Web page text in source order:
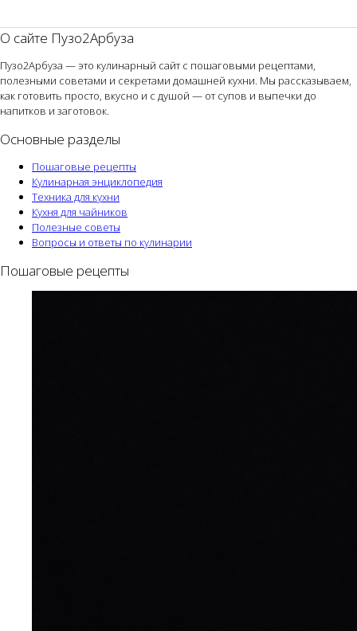
О сайте Пузо2Арбуза
Пузо2Арбуза — это кулинарный сайт с пошаговыми рецептами,
полезными советами и секретами домашней кухни. Мы рассказываем,
как готовить просто, вкусно и с душой — от супов и выпечки до
напитков и заготовок.
Основные разделы
Пошаговые рецепты
Кулинарная энциклопедия
Техника для кухни
Кухня для чайников
Полезные советы
Вопросы и ответы по кулинарии
Пошаговые рецепты